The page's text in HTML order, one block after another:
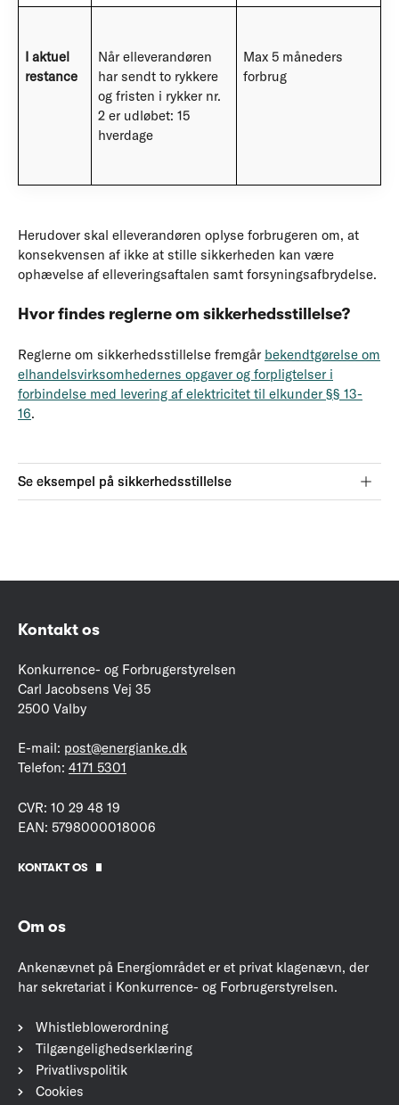
I aktuel
restance
Når elleverandøren
har sendt to rykkere
og fristen i rykker nr.
2 er udløbet: 15
hverdage
Max 5 måneders
forbrug
Herudover skal elleverandøren oplyse forbrugeren om, at
konsekvensen af ikke at stille sikkerheden kan være
ophævelse af elleveringsaftalen samt forsyningsafbrydelse.
Hvor findes reglerne om sikkerhedsstillelse?
Reglerne om sikkerhedsstillelse fremgår bekendtgørelse om
elhandelsvirksomhedernes opgaver og forpligtelser i
forbindelse med levering af elektricitet til elkunder §§ 13-
16.
Se eksempel på sikkerhedsstillelse
Kontakt os
Konkurrence- og Forbrugerstyrelsen
Carl Jacobsens Vej 35
2500 Valby
E-mail: post@energianke.dk
Telefon: 4171 5301
CVR: 10 29 48 19
EAN: 5798000018006
KONTAKT OS
Om os
Ankenævnet på Energiområdet er et privat klagenævn, der
har sekretariat i Konkurrence- og Forbrugerstyrelsen.
Whistleblowerordning
Tilgængelighedserklæring
Privatlivspolitik
Cookies